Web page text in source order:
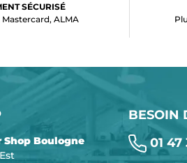
SÉCURISÉ
Mastercard, ALMA
Shop Boulogne
BESOIN
01 47